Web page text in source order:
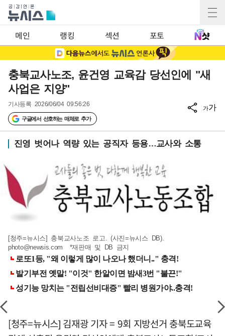
메인 랭킹 섹션 포토
충북교사노조, 윤건영 교육감 당선인에 "새
사업은 지양"
기사등록 2026/06/04 09:56:26
구글에서 선호하는 매체로 추가
가가
진영 벗어나 역량 있는 공직자 등용…교사와 소통
[청주=뉴시스] 충북교사노조 로고. (사진=뉴시스 DB).
photo@newsis.com *재판매 및 DB 금지
[청주=뉴시스] 김재광 기자 = 9회 지방선거 충북도교육